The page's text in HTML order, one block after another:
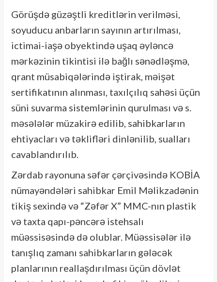
Görüşdə güzəştli kreditlərin verilməsi,
soyuducu anbarların sayının artırılması,
ictimai-iaşə obyektində uşaq əyləncə
mərkəzinin tikintisi ilə bağlı sənədləşmə,
qrant müsabiqələrində iştirak, məişət
sertifikatının alınması, taxılçılıq sahəsi üçün
süni suvarma sistemlərinin qurulması və s.
məsələlər müzakirə edilib, sahibkarların
ehtiyacları və təklifləri dinlənilib, sualları
cavablandırılıb.
Zərdab rayonuna səfər çərçivəsində KOBİA
nümayəndələri sahibkar Emil Məlikzadənin
tikiş sexində və “Zəfər X” MMC-nın plastik
və taxta qapı-pəncərə istehsalı
müəssisəsində də olublar. Müəssisələr ilə
tanışlıq zamanı sahibkarların gələcək
planlarının reallaşdırılması üçün dövlət